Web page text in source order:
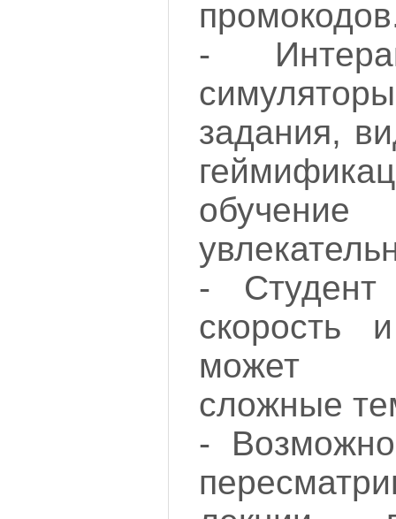
-
задания,
- Студент
скорость
может
сложные
-